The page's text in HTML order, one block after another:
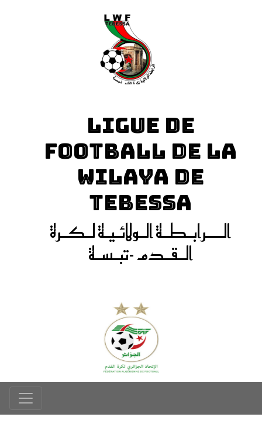
LIGUE DE
FOOTBALL DE LA
WILAYA DE
TEBESSA
الـــرابـطـة الـولائـيـة لـكـرة
الـقـدم -تبـسـة